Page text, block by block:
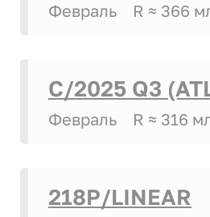
Февраль R ≈ 366
C/2025 Q3
Февраль R ≈ 316
218P/LINEAR